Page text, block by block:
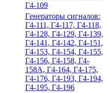
Г4-109
Гeнepaтopы cигнaлoв:
Г4-111, Г4-117, Г4-118,
Г4-128, Г4-129, Г4-139,
Г4-141, Г4-142, Г4-151,
Г4-153, Г4-154, Г4-155,
Г4-156, Г4-158, Г4-
158А, Г4-164, Г4-175,
Г4-176, Г4-193, Г4-194,
Г4-195, Г4-196